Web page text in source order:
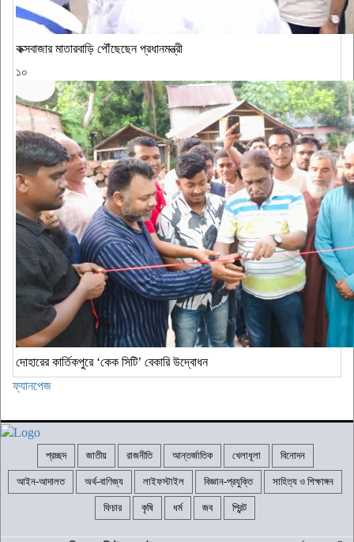
কক্সবাজার মাতারবাড়ি পৌঁছেছেন প্রধানমন্ত্রী
১০
দোহারের কার্তিকপুরে ‘কেক সিটি’ বেকারি উদ্বোধন
ফ্যানপেজ
প্রচ্ছদ জাতীয় রাজনীতি আন্তর্জাতিক খেলাধূলা বিনোদন
আইন-আদালত অর্থ-বাণিজ্য লাইফস্টাইল বিজ্ঞান-প্রযুক্তি সাহিত্য ও শিক্ষাঙ্গন
ফিচার কৃষি ধর্ম জব প্রিন্ট